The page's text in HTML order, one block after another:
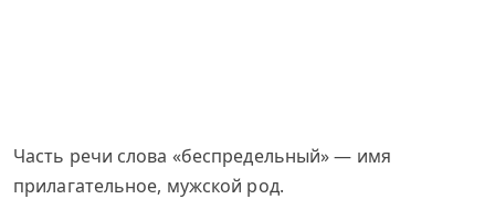
Часть речи слова «беспредельный» — имя
прилагательное, мужской род.